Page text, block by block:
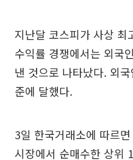
지난달 코스피가 사상 최
수익률 경쟁에서는 외국
낸 것으로 나타났다. 외
준에 달했다.
3일 한국거래소에 따르
시장에서 순매수한 상위